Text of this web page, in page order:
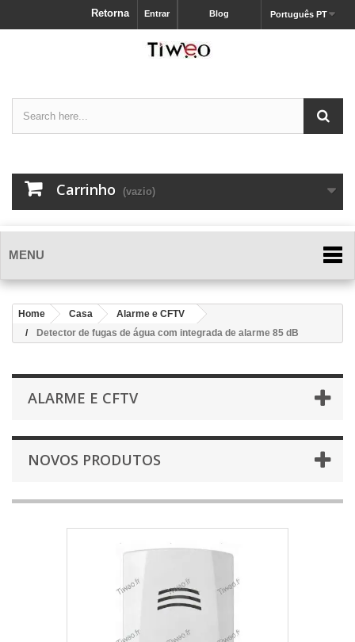
Português PT
Blog
Entrar
Retorna
Carrinho (vazio)
MENU
Home Casa
Alarme e CFTV
Detector de fugas de água com integrada de alarme 85 dB
ALARME E CFTV
NOVOS PRODUTOS